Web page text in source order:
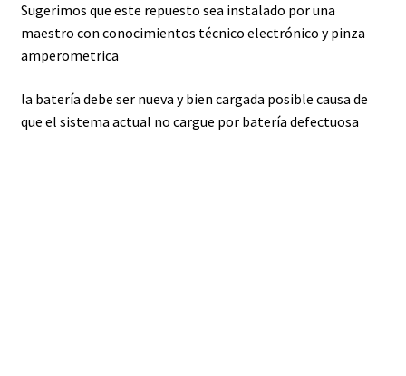
Sugerimos que este repuesto sea instalado por una
maestro con conocimientos técnico electrónico y pinza
amperometrica
la batería debe ser nueva y bien cargada posible causa de
que el sistema actual no cargue por batería defectuosa